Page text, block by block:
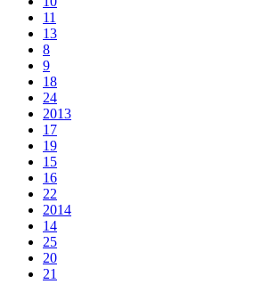
11
13
8
9
18
24
2013
17
19
15
16
22
2014
14
25
20
21